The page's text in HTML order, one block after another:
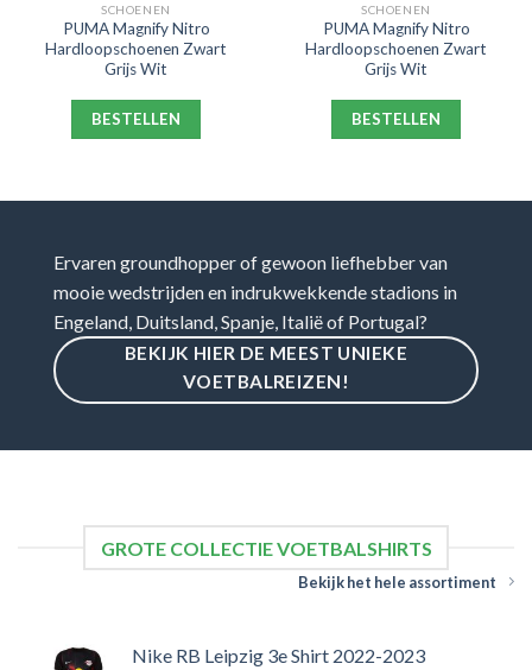
SCHOENEN
PUMA Magnify Nitro
Hardloopschoenen Zwart
Grijs Wit
BESTELLEN
SCHOENEN
PUMA Magnify Nitro
Hardloopschoenen Zwart
Grijs Wit
BESTELLEN
Ervaren groundhopper of gewoon liefhebber van
mooie wedstrijden en indrukwekkende stadions in
Engeland, Duitsland, Spanje, Italië of Portugal?
BEKIJK HIER DE MEEST UNIEKE
VOETBALREIZEN!
GROTE COLLECTIE VOETBALSHIRTS
Bekijk het hele assortiment
Nike RB Leipzig 3e Shirt 2022-2023